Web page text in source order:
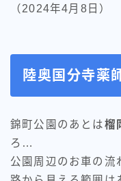
（2024年4月8日）
陸奥国分寺薬
錦町公園のあとは榴
ろ…
公園周辺のお車の流